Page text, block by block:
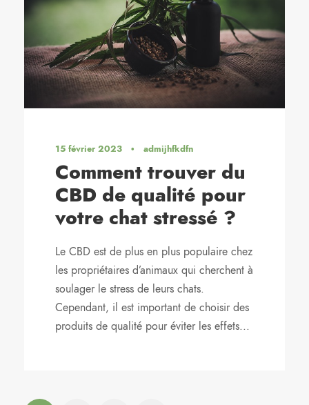
15 février 2023 • admijhfkdfn
Comment trouver du
CBD de qualité pour
votre chat stressé ?
Le CBD est de plus en plus populaire chez
les propriétaires d’animaux qui cherchent à
soulager le stress de leurs chats.
Cependant, il est important de choisir des
produits de qualité pour éviter les effets...